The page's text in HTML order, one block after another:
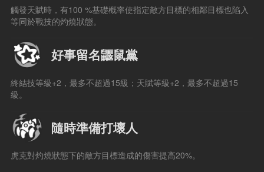
觸發天賦時，有100 %基礎概率使指定敵方目標的相鄰目標也陷入
等同於戰技的灼燒狀態。
好事留名鼴鼠黨
終結技等級+2，最多不超過15級；天賦等級+2，最多不超過15
級。
隨時準備打壞人
虎克對灼燒狀態下的敵方目標造成的傷害提高20%。